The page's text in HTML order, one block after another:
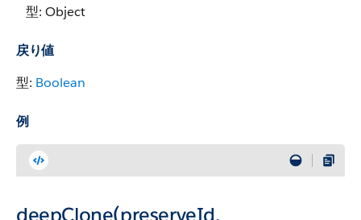
型: Object
戻り値
型: Boolean
例
deepClone(preserveId,